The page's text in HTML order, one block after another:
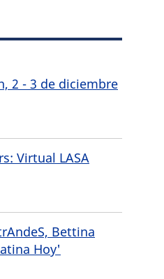
2 - 3 de diciembre
Virtual LASA
Bettina
Hoy'